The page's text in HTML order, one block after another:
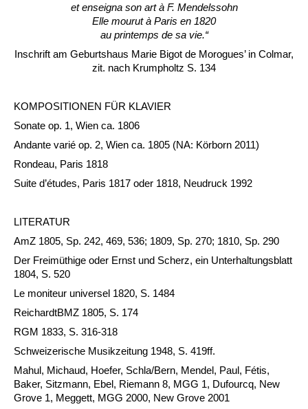
et enseigna son art à F. Mendelssohn
Elle mourut à Paris en 1820
au printemps de sa vie.“
Inschrift am Geburtshaus Marie Bigot de Morogues’ in Colmar,
zit. nach Krumpholtz S. 134
KOMPOSITIONEN FÜR KLAVIER
Sonate op. 1, Wien ca. 1806
Andante varié op. 2, Wien ca. 1805 (NA: Körborn 2011)
Rondeau, Paris 1818
Suite d’études, Paris 1817 oder 1818, Neudruck 1992
LITERATUR
AmZ 1805, Sp. 242, 469, 536; 1809, Sp. 270; 1810, Sp. 290
Der Freimüthige oder Ernst und Scherz, ein Unterhaltungsblatt
1804, S. 520
Le moniteur universel 1820, S. 1484
ReichardtBMZ 1805, S. 174
RGM 1833, S. 316-318
Schweizerische Musikzeitung 1948, S. 419ff.
Mahul, Michaud, Hoefer, Schla/Bern, Mendel, Paul, Fétis,
Baker, Sitzmann, Ebel, Riemann 8, MGG 1, Dufourcq, New
Grove 1, Meggett, MGG 2000, New Grove 2001